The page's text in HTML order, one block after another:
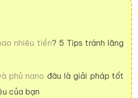
nhiêu tiền? 5 Tips tránh lãng
phủ nano đâu là giải pháp tốt
của bạn